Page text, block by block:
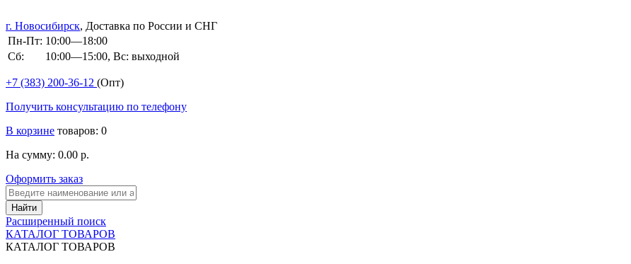
г. Новосибирск, Доставка по России и СНГ
Пн-Пт: 10:00—18:00
Сб:
10:00—15:00, Вс: выходной
+7 (383) 200-36-12 (Опт)
Получить консультацию по телефону
В корзине товаров: 0
На сумму: 0.00 р.
Оформить заказ
Расширенный поиск
КАТАЛОГ ТОВАРОВ
КАТАЛОГ ТОВАРОВ